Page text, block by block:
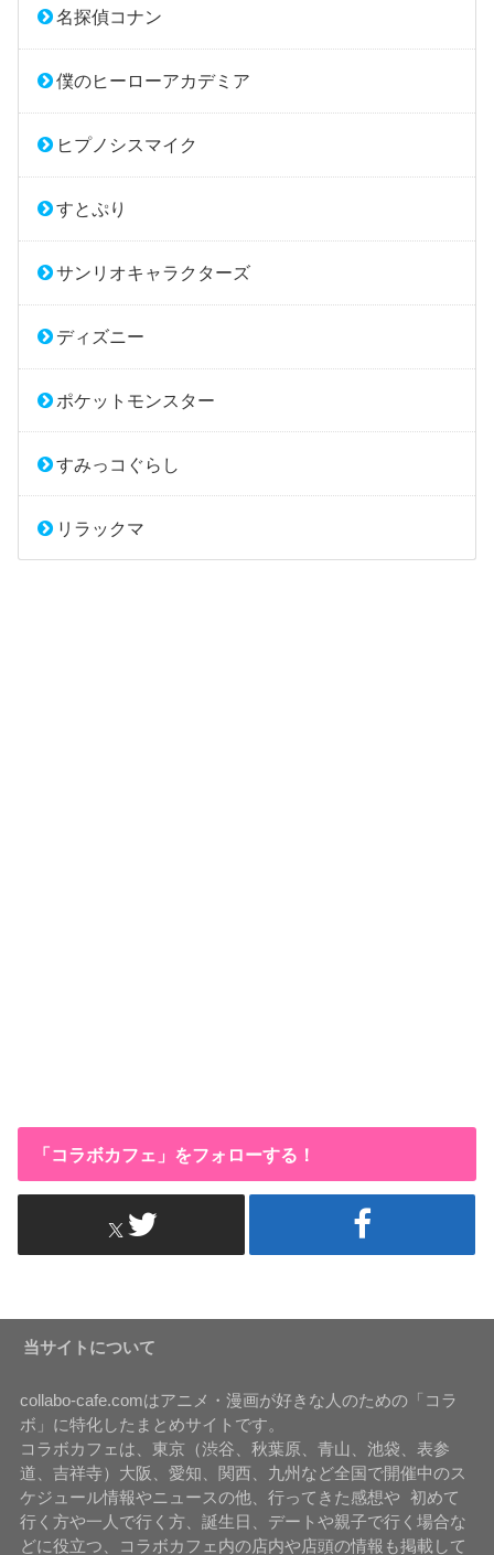
名探偵コナン
僕のヒーローアカデミア
ヒプノシスマイク
すとぷり
サンリオキャラクターズ
ディズニー
ポケットモンスター
すみっコぐらし
リラックマ
「コラボカフェ」をフォローする！
当サイトについて
collabo-cafe.comはアニメ・漫画が好きな人のための「コラ
ボ」に特化したまとめサイトです。
コラボカフェは、東京（渋谷、秋葉原、青山、池袋、表参
道、吉祥寺）大阪、愛知、関西、九州など全国で開催中のス
ケジュール情報やニュースの他、行ってきた感想や 初めて
行く方や一人で行く方、誕生日、デートや親子で行く場合な
どに役立つ、コラボカフェ内の店内や店頭の情報も掲載して